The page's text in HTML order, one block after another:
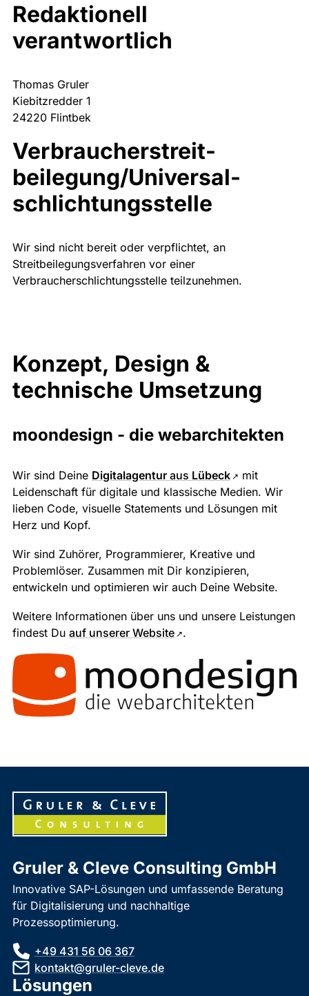
Redaktionell
verantwortlich
Thomas Gruler
Kiebitzredder 1
24220 Flintbek
Verbraucher­streit­
beilegung/Universal­
schlichtungs­stelle
Wir sind nicht bereit oder verpflichtet, an
Streitbeilegungsverfahren vor einer
Verbraucherschlichtungsstelle teilzunehmen.
Konzept, Design &
technische Umsetzung
moondesign - die webarchitekten
Wir sind Deine Digitalagentur aus Lübeck
mit
Leidenschaft für digitale und klassische Medien. Wir
lieben Code, visuelle Statements und Lösungen mit
Herz und Kopf.
Wir sind Zuhörer, Programmierer, Kreative und
Problemlöser. Zusammen mit Dir konzipieren,
entwickeln und optimieren wir auch Deine Website.
Weitere Informationen über uns und unsere Leistungen
findest Du auf unserer Website .
Gruler & Cleve Consulting GmbH
Innovative SAP-Lösungen und umfassende Beratung
für Digitalisierung und nachhaltige
Prozessoptimierung.
+49 431 56 06 367
kontakt@gruler-cleve.de
Lösungen